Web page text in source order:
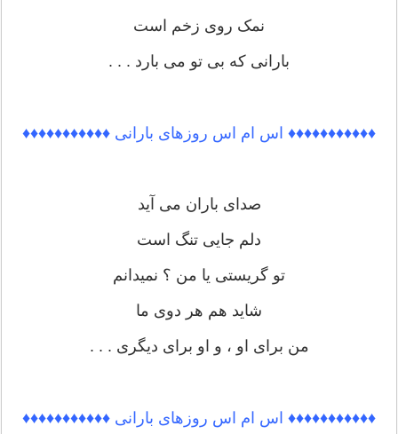
نمک روی زخم است
بارانی که بی تو می بارد . . .
♦♦♦♦♦♦♦♦♦♦♦ اس ام اس روزهای بارانی ♦♦♦♦♦♦♦♦♦♦♦
صدای باران می آید
دلم جایی تنگ است
تو گریستی یا من ؟ نمیدانم
شاید هم هر دوی ما
من برای او ، و او برای دیگری . . .
♦♦♦♦♦♦♦♦♦♦♦ اس ام اس روزهای بارانی ♦♦♦♦♦♦♦♦♦♦♦